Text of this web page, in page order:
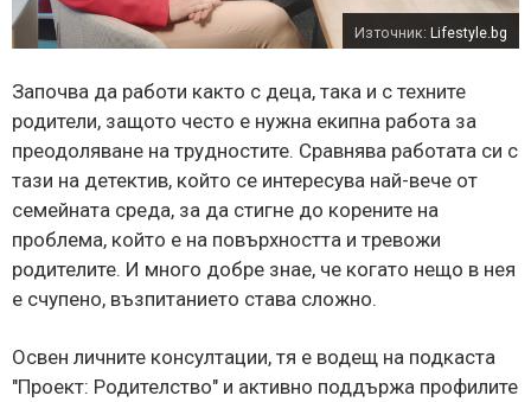
Източник: Lifestyle.bg
Започва да работи както с деца, така и с техните
родители, защото често е нужна екипна работа за
преодоляване на трудностите. Сравнява работата си с
тази на детектив, който се интересува най-вече от
семейната среда, за да стигне до корените на
проблема, който е на повърхността и тревожи
родителите. И много добре знае, че когато нещо в нея
е счупено, възпитанието става сложно.
Освен личните консултации, тя е водещ на подкаста
"Проект: Родителство" и активно поддържа профилите